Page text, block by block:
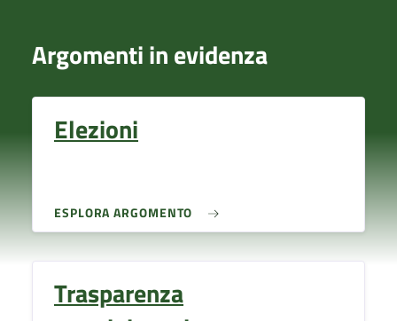
Argomenti in evidenza
Elezioni
ESPLORA ARGOMENTO
Trasparenza